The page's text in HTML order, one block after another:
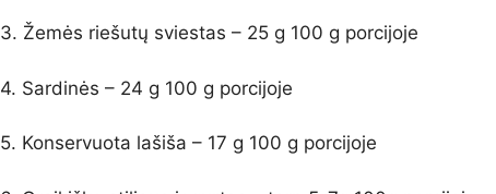
3. Žemės riešutų sviestas – 25 g 100 g porcijoje
4. Sardinės – 24 g 100 g porcijoje
5. Konservuota lašiša – 17 g 100 g porcijoje